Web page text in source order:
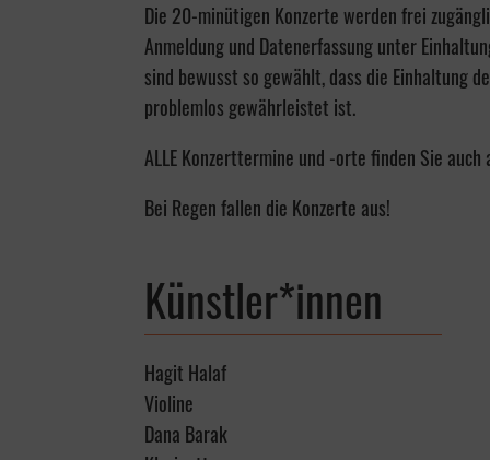
Die 20-minütigen Konzerte werden frei
Anmeldung und Datenerfassung unter
sind bewusst so gewählt, dass die Einhaltung
problemlos gewährleistet ist.
ALLE Konzerttermine und -orte finden Sie
Bei Regen fallen die Konzerte aus!
Künstler*innen
Hagit Halaf
Violine
Dana Barak